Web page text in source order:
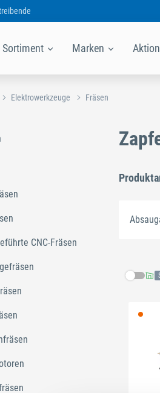
Sortiment Marken
Elektrowerkzeuge Fräsen
CNC-Fräsen